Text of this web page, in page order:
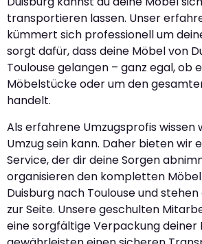
transportieren lassen. Unser
kümmert sich professionell um
sorgt dafür, dass deine Möbel von
Toulouse gelangen – ganz egal, ob
Möbelstücke oder um den
handelt.
Als erfahrene Umzugsprofis wissen
Umzug sein kann. Daher bieten wir
Service, der dir deine Sorgen
organisieren den kompletten
Duisburg nach Toulouse und
zur Seite. Unsere geschulten
eine sorgfältige Verpackung deiner